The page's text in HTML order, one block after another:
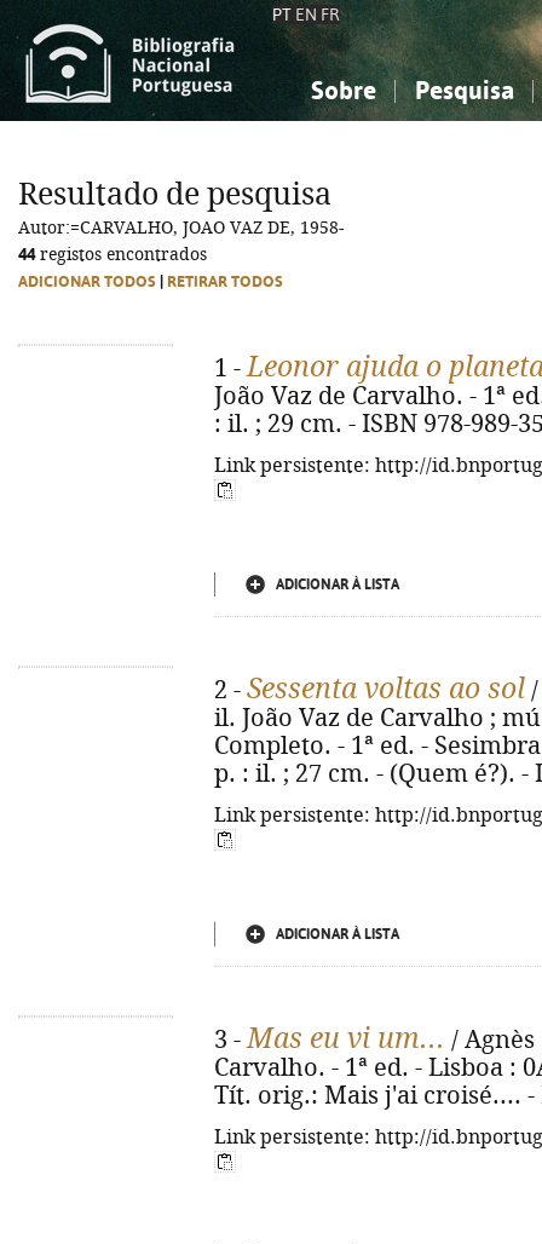
PT EN FR
Sobre Pesquisa
Ciências sociais...
Ciências sociais...
Resultado de pesquisa
Autor:=CARVALHO, JOAO VAZ DE, 1958-
44registos encontrados
ADICIONAR TODOS RETIRAR TODOS
1 -Leonor ajuda o
João Vaz de Carvalho. - 1ª
: il. ; 29 cm. - ISBN 978-989-
Link persistente: http://
ADICIONAR À LISTA
2 - Sessenta voltas ao sol
il. João Vaz de Carvalho ;
Completo. - 1ª ed. -
p. : il. ; 27 cm. - (Quem é?). -
Link persistente: http://
ADICIONAR À LISTA
3 -Mas eu vi um... / Agnès
Carvalho. - 1ª ed. - Lisboa :
Tít. orig.: Mais j'ai croisé.... -
Link persistente: http://